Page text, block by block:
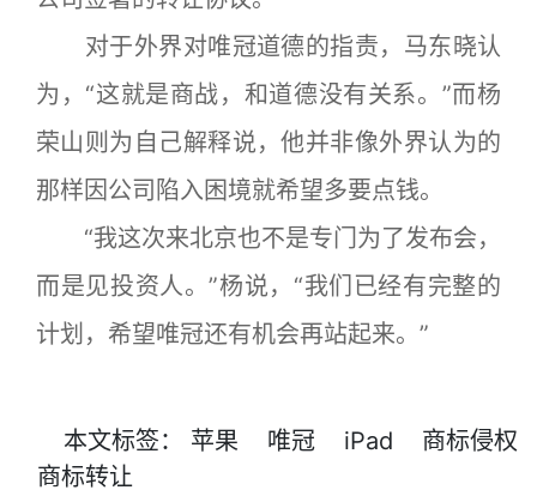
对于外界对唯冠道德的指责，马东晓认
为，“这就是商战，和道德没有关系。”而杨
荣山则为自己解释说，他并非像外界认为的
那样因公司陷入困境就希望多要点钱。
“我这次来北京也不是专门为了发布会，
而是见投资人。”杨说，“我们已经有完整的
计划，希望唯冠还有机会再站起来。”
本文标签： 苹果 唯冠 iPad
商标侵权
商标转让